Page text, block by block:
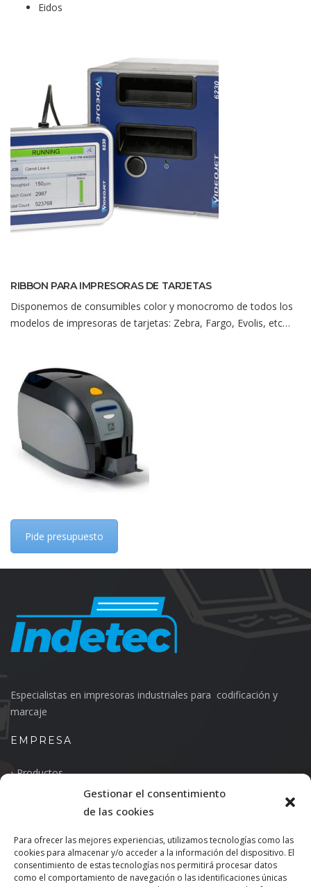
Gestionar el consentimiento
de las cookies
Para ofrecer las mejores experiencias, utilizamos tecnologías como las
cookies para almacenar y/o acceder a la información del dispositivo. El
consentimiento de estas tecnologías nos permitirá procesar datos
como el comportamiento de navegación o las identificaciones únicas
Eidos
RIBBON PARA IMPRESORAS DE TARJETAS
Disponemos de consumibles color y monocromo de todos los
modelos de impresoras de tarjetas: Zebra, Fargo, Evolis, etc…
Pide presupuesto
Especialistas en impresoras industriales para codificación y
marcaje
EMPRESA
Productos
Quiénes somos
Política de Privacidad
CONTACTO
Avenida de Mendavia 11, Pabellón Nº 16